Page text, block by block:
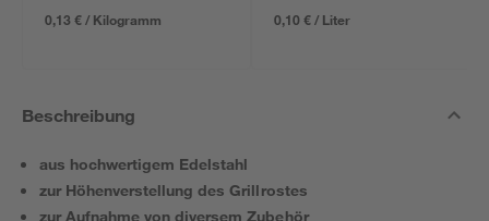
0,13 € / Kilogramm 0,10 € / Liter
Beschreibung
aus hochwertigem Edelstahl
zur Höhenverstellung des Grillrostes
zur Aufnahme von diversem Zubehör